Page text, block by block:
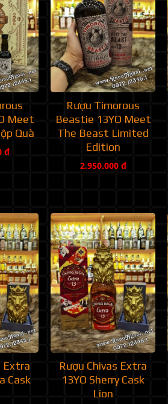
Meet
Quà
đ
Rượu Timorous
Beastie 13YO Meet
The Beast Limited
Edition
2.950.000 đ
Extra
Cask
Rượu Chivas Extra
13YO Sherry Cask
Lion